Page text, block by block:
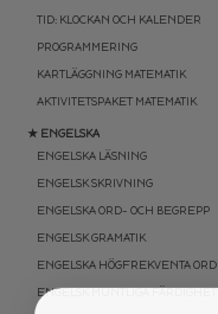
TID: KLOCKAN OCH KALENDER
PROGRAMMERING
KARTLÄGGNING MATEMATIK
AKTIVITETSPAKET MATEMATIK
★ ENGELSKA
ENGELSKA LÄSNING
ENGELSK SKRIVNING
ENGELSKA ORD- OCH BEGREPP
ENGELSK GRAMATIK
ENGELSKA HÖGFREKVENTA ORD
ENGELSK MUNTLIGA FÄRDIGHET